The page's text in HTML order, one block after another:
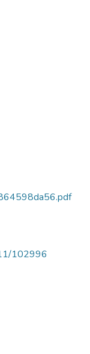
102996